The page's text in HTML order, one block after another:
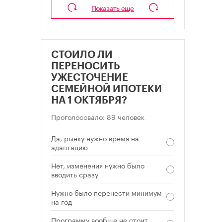
Показать еще
СТОИЛО ЛИ
ПЕРЕНОСИТЬ
УЖЕСТОЧЕНИЕ
СЕМЕЙНОЙ ИПОТЕКИ
НА 1 ОКТЯБРЯ?
Проголосовало: 89 человек
Да, рынку нужно время на
адаптацию
Нет, изменения нужно было
вводить сразу
Нужно было перенести минимум
на год
Программу вообще не стоит